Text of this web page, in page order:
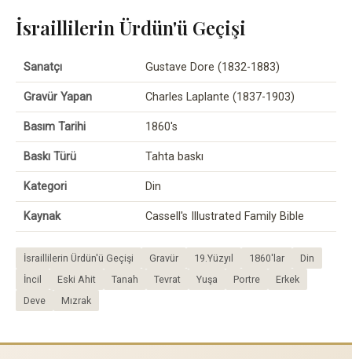
İsraillilerin Ürdün'ü Geçişi
Sanatçı Gustave Dore (1832-1883)
Gravür Yapan Charles Laplante (1837-1903)
Basım Tarihi 1860's
Baskı Türü Tahta baskı
Kategori Din
Kaynak Cassell's Illustrated Family Bible
İsraillilerin Ürdün'ü Geçişi Gravür 19.Yüzyıl 1860'lar
Din
İncil
Eski Ahit Tanah Tevrat Yuşa Portre
Erkek
Deve
Mızrak